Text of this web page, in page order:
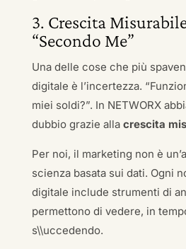
3. Crescita
“Secondo Me”
Una delle cose che più
digitale è l’incertezza.
miei soldi?”. In NETWORX
dubbio grazie alla crescita
Per noi, il marketing non è
scienza basata sui dati. Ogni
digitale include strumenti di
permettono di vedere, in
s\\uccedendo.